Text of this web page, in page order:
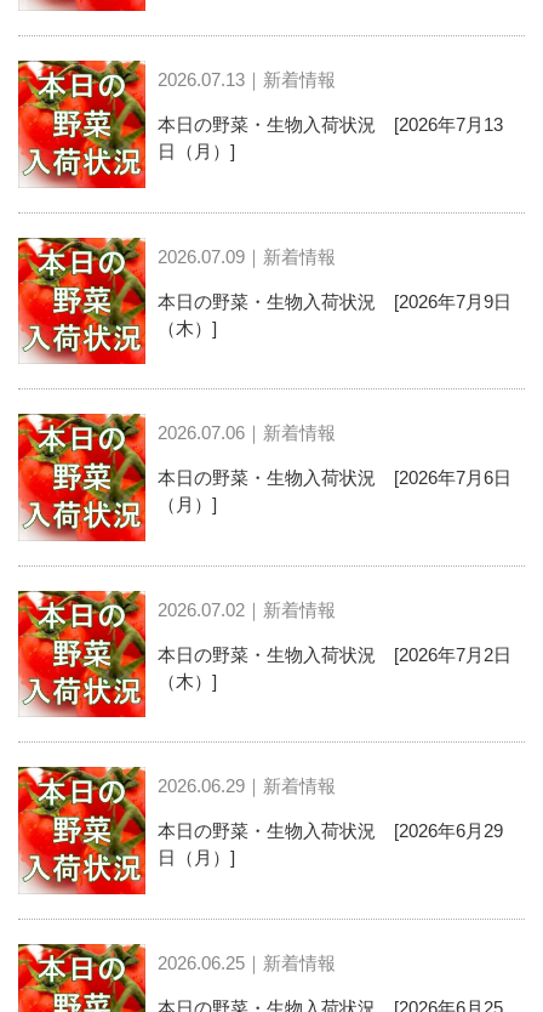
2026.07.13｜新着情報
本日の野菜・生物入荷状況 [2026年7月13
日（月）]
2026.07.09｜新着情報
本日の野菜・生物入荷状況 [2026年7月9日
（木）]
2026.07.06｜新着情報
本日の野菜・生物入荷状況 [2026年7月6日
（月）]
2026.07.02｜新着情報
本日の野菜・生物入荷状況 [2026年7月2日
（木）]
2026.06.29｜新着情報
本日の野菜・生物入荷状況 [2026年6月29
日（月）]
2026.06.25｜新着情報
本日の野菜・生物入荷状況 [2026年6月25